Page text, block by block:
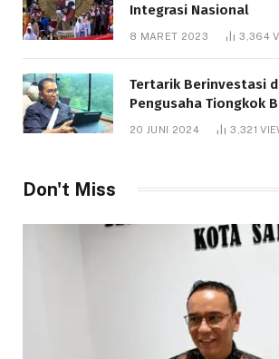
Integrasi Nasional
8 MARET 2023 3,364
Tertarik Berinvestasi
Pengusaha Tiongkok
1.000 Hektare
20 JUNI 2024 3,321
Don't Miss